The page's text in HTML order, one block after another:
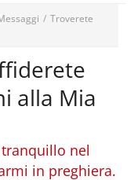
/ Troverete
alla Mia
nel
in preghiera.